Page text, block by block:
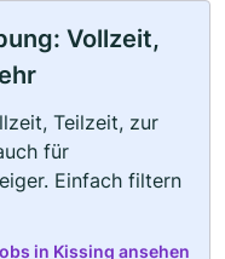
Vollzeit,
Teilzeit, zur
für
Einfach filtern
in Kissing ansehen